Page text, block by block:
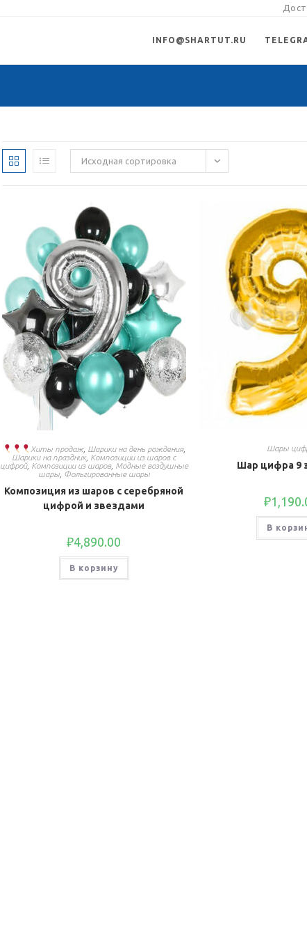
INFO@SHARTUT.RU
Исходная сортировка
Хиты продаж, Шарики на день рождения,
Шарики на праздник, Композиции из шаров с
цифрой, Композиции из шаров, Модные воздушные
шары, Фольгированные шары
Композиция из шаров с серебряной
цифрой и звездами
₽4,890.00
В корзину
Шары
Шар цифра 9
₽
В